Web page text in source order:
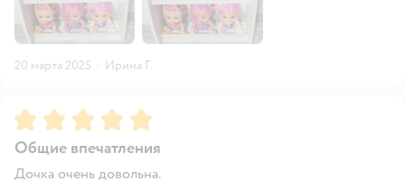
20 марта 2025 · Ирина Г.
Рейтинг:5
Общие впечатления
Дочка очень довольна.